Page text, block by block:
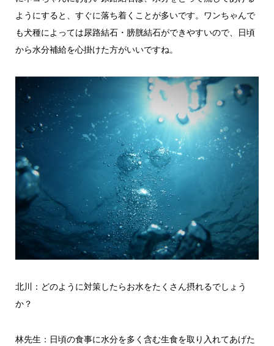
ようにすると、すぐに落ち着くことが多いです。ワンちゃんで
も犬種によっては尿路結石・膀胱結石ができやすいので、日頃
から水分補給を心掛けた方がいいですね。
北川：どのように対策したらお水をたくさん摂れるでしょう
か？
林先生：日頃の食事に水分を多く含む生食を取り入れてあげた